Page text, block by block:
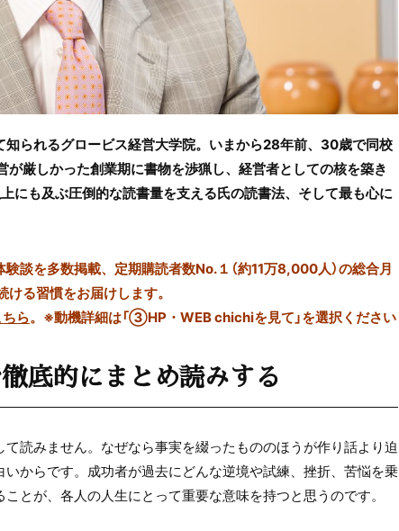
知られるグロービス経営大学院。いまから28年前、30歳で同校
が厳しかった創業期に書物を渉猟し、経営者としての核を築き
にも及ぶ圧倒的な読書量を支える氏の読書法、そして最も心に
談を多数掲載、定期購読者数No.１（約11万8,000人）の総合月
ける習慣をお届けします。
ら。 ※動機詳細は「③HP・WEB chichiを見て」を選択ください
底的にまとめ読みする
読みません。なぜなら事実を綴ったもののほうが作り話より迫
からです。成功者が過去にどんな逆境や試練、挫折、苦悩を乗
とが、各人の人生にとって重要な意味を持つと思うのです。